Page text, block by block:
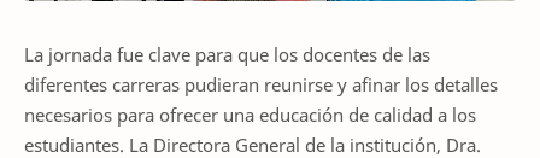
La jornada fue clave para que los docentes de las
diferentes carreras pudieran reunirse y afinar los detalles
necesarios para ofrecer una educación de calidad a los
estudiantes. La Directora General de la institución, Dra.